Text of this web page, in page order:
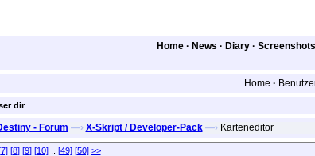
Home · News · Diary · Screenshots
Home ·
dir
- Forum —› X-Skript / Developer-Pack —›Karteneditor
[8] [9] [10].. [49] [50] >>